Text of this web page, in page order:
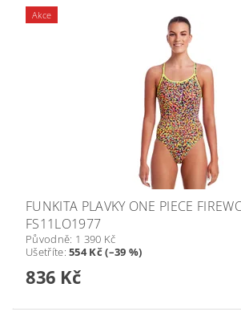
Akce
FUNKITA PLAVKY ONE PIECE
FS11LO1977
Původně: 1 390 Kč
Ušetříte:554 Kč (–39 %)
836 Kč